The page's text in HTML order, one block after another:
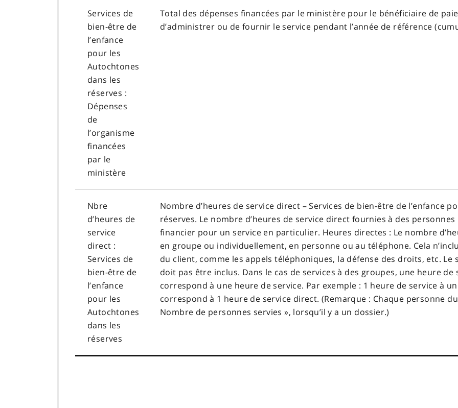
Services de
bien-être de
l’enfance
pour les
Autochtones
dans les
réserves :
Dépenses
de
l’organisme
financées
par le
ministère
Total des dépenses financées par le ministère pour le bénéficiaire de
d’administrer ou de fournir le service pendant l’année de référence
Nbre
d’heures de
service
direct :
Services de
bien-être de
l’enfance
pour les
Autochtones
dans les
réserves
Nombre d’heures de service direct – Services de bien-être de l’enfance
réserves. Le nombre d’heures de service direct fournies à des
financier pour un service en particulier. Heures directes : Le nombre
en groupe ou individuellement, en personne ou au téléphone. Cela
du client, comme les appels téléphoniques, la défense des droits, etc.
doit pas être inclus. Dans le cas de services à des groupes, une heure
correspond à une heure de service. Par exemple : 1 heure de service à
correspond à 1 heure de service direct. (Remarque : Chaque personne
Nombre de personnes servies », lorsqu’il y a un dossier.)